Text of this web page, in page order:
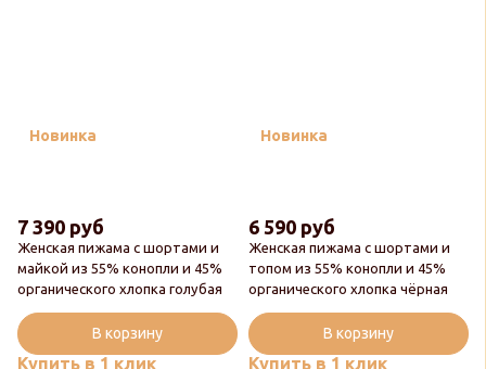
Новинка
Женская пижама с шортами и
майкой из 55% конопли и 45%
органического хлопка голубая
7 390 руб
Купить в 1 клик
В корзину
Новинка
Женская пижама с шортами и
топом из 55% конопли и 45%
органического хлопка чёрная
6 590 руб
Купить в 1 клик
В корзину